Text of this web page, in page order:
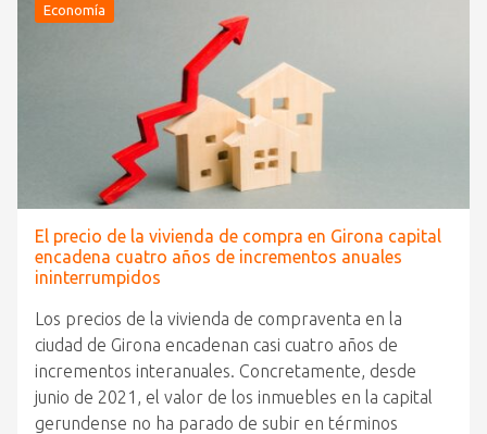
Economía
El precio de la vivienda de compra en Girona capital
encadena cuatro años de incrementos anuales
ininterrumpidos
Los precios de la vivienda de compraventa en la
ciudad de Girona encadenan casi cuatro años de
incrementos interanuales. Concretamente, desde
junio de 2021, el valor de los inmuebles en la capital
gerundense no ha parado de subir en términos